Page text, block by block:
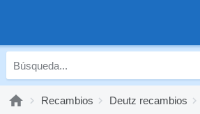
Recambios Deutz recambios